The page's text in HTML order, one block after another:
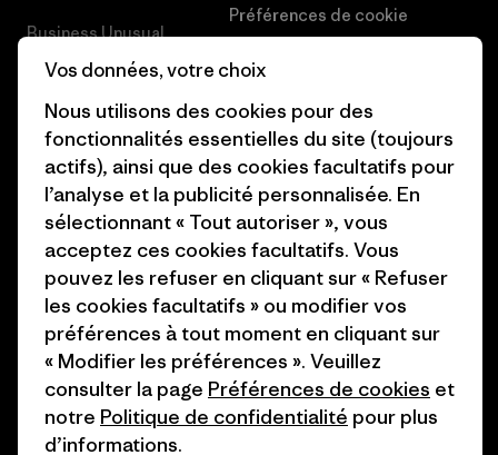
Business Unusual
Objectifs climatiques
1% For The Planet
Comment nous
finançons
Nos magasins
Préférences de cookie
Carrières
Presse et media
Industry program
Programme d’affiliation
Patagonia Belgique Plan du
site
© 2026 Patagonia, Inc. All Rights Reserved.
Vos données, votre choix
Nous utilisons des cookies pour des
fonctionnalités essentielles du site (toujours
actifs), ainsi que des cookies facultatifs pour
l’analyse et la publicité personnalisée. En
sélectionnant « Tout autoriser », vous
acceptez ces cookies facultatifs. Vous
pouvez les refuser en cliquant sur « Refuser
les cookies facultatifs » ou modifier vos
préférences à tout moment en cliquant sur
« Modifier les préférences ». Veuillez
consulter la page Préférences de cookies et
notre Politique de confidentialité pour plus
d’informations.